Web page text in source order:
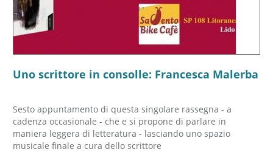
Uno scrittore in consolle: Francesca Malerba
Sesto appuntamento di questa singolare rassegna - a
cadenza occasionale - che e si propone di parlare in
maniera leggera di letteratura - lasciando uno spazio
musicale finale a cura dello scrittore